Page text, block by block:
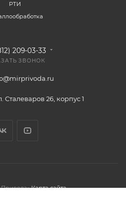
РТИ
209-03-33
ЗВОНОК
Сталеваров 26, корпус 1
Карта сайта